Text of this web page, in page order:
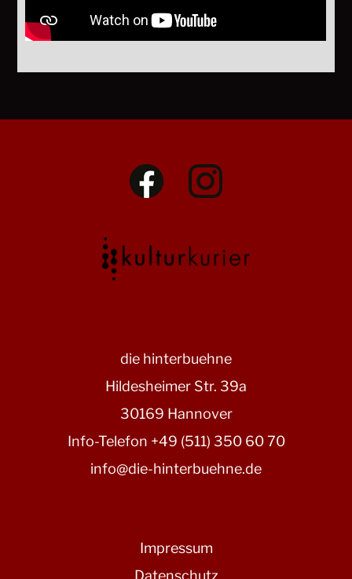
die hinterbuehne
Hildesheimer Str. 39a
30169 Hannover
Info-Telefon +49 (511) 350 60 70
info@die-hinterbuehne.de
Impressum
Datenschutz